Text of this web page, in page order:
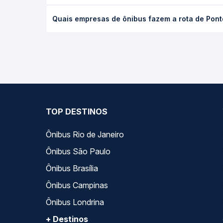
antecedência da compra. Na Quero Passagem
Quais empresas de ônibus fazem a rota de
TOP DESTINOS
Ônibus Rio de Janeiro
Ônibus São Paulo
Ônibus Brasília
Ônibus Campinas
Ônibus Londrina
+ Destinos